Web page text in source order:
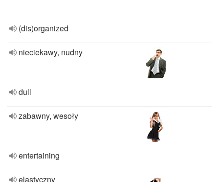
(dis)organized
nieciekawy, nudny
dull
zabawny, wesoły
entertaining
elastyczny